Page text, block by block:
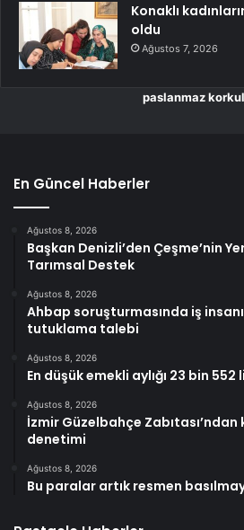
Konaklı
oldu
Ağustos 7, 2026
paslanmaz
En Güncel Haberler
Ağustos 8, 2026
Başkan Denizli’den Çeşme’nin
Tarımsal Destek
Ağustos 8, 2026
Ahbap soruşturmasında iş
tutuklama talebi
Ağustos 8, 2026
En düşük emekli aylığı 23 bin
Ağustos 8, 2026
İzmir Güzelbahçe Zabıtası’ndan
denetimi
Ağustos 8, 2026
Bu paralar artık resmen